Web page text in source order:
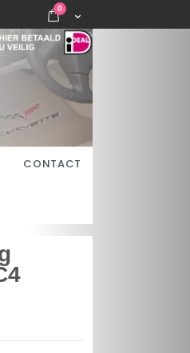
Cart
0 items
CONTACT